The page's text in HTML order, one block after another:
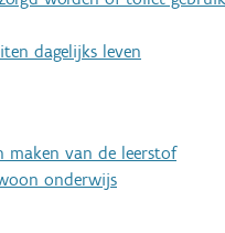
dagelijks leven
maken van de leerstof
onderwijs